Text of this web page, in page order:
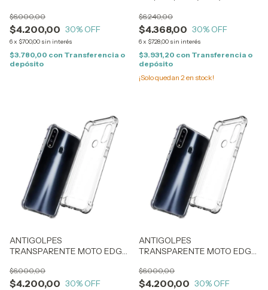
$4.200,00
$6.000,00
30% OFF
6x $700,00 sin interés
$3.780,00 con Transferencia o
depósito
$4.368,00
$6.240,00
30% OFF
6x $728,00 sin interés
$3.931,20 con Transferencia o
depósito
¡Solo quedan 2en stock!
ANTIGOLPES
TRANSPARENTE MOTO EDGE
$4.200,00
$6.000,00
30% OFF
ANTIGOLPES
TRANSPARENTE MOTO EDGE
$4.200,00
$6.000,00
30% OFF